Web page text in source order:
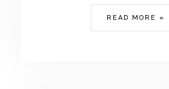
READ MORE »